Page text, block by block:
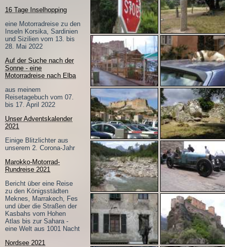
16 Tage Inselhopping
eine Motorradreise zu den
Inseln Korsika, Sardinien
und Sizilien vom 13. bis
28. Mai 2022
Auf der Suche nach der
Sonne - eine
Motorradreise nach Elba
aus meinem
Reisetagebuch vom 07.
bis 17. April 2022
Unser Adventskalender
2021
Einige Blitzlichter aus
unserem 2. Corona-Jahr
Marokko-Motorrad-
Rundreise 2021
Bericht über eine Reise
zu den Königsstädten
Meknes, Marrakech, Fes
und über die Straßen der
Kasbahs vom Hohen
Atlas bis zur Sahara -
eine Welt aus 1001 Nacht
Nordsee 2021